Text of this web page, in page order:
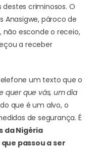
destes criminosos. O
Anasigwe, pároco de
não esconde o receio,
a receber
um texto que o
quer que vás, um dia
que é um alvo, o
de segurança. É
da Nigéria
passou a ser